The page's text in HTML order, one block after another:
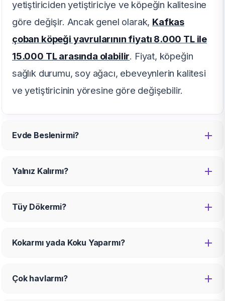
yetiştiriciden yetiştiriciye ve köpeğin kalitesine
göre değişir. Ancak genel olarak, Kafkas
çoban köpeği yavrularının fiyatı 8.000 TL ile
15.000 TL arasında olabilir. Fiyat, köpeğin
sağlık durumu, soy ağacı, ebeveynlerin kalitesi
ve yetiştiricinin yöresine göre değişebilir.
Evde Beslenirmi?
Yalnız Kalırmı?
Tüy Dökermi?
Kokarmı yada Koku Yaparmı?
Çok havlarmı?